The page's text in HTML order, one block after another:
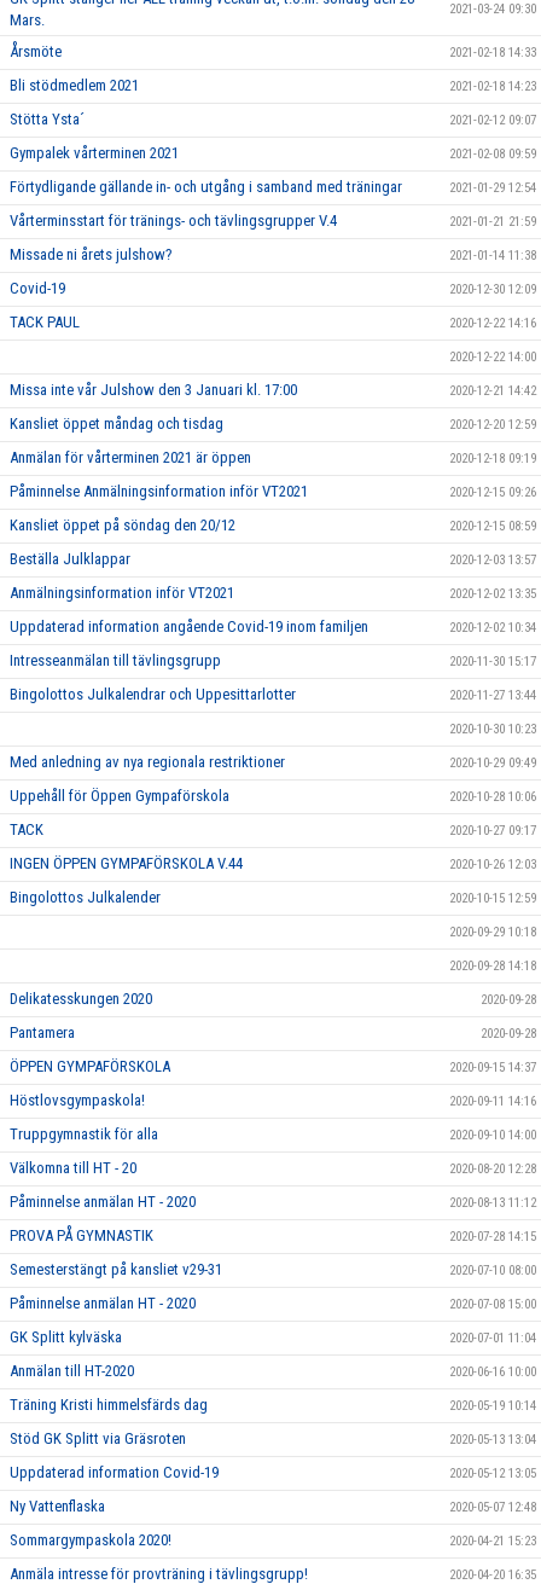
Mars.
2021-03-24 09:30
Årsmöte 2021-02-18 14:33
Bli stödmedlem 2021 2021-02-18 14:23
Stötta Ysta´ 2021-02-12 09:07
Gympalek vårterminen 2021 2021-02-08 09:59
Förtydligande gällande in- och utgång i samband med träningar 2021-01-29 12:54
Vårterminsstart för tränings- och tävlingsgrupper V.4 2021-01-21 21:59
Missade ni årets julshow? 2021-01-14 11:38
Covid-19 2020-12-30 12:09
TACK PAUL 2020-12-22 14:16
2020-12-22 14:00
Missa inte vår Julshow den 3 Januari kl. 17:00 2020-12-21 14:42
Kansliet öppet måndag och tisdag 2020-12-20 12:59
Anmälan för vårterminen 2021 är öppen 2020-12-18 09:19
Påminnelse Anmälningsinformation inför VT2021 2020-12-15 09:26
Kansliet öppet på söndag den 20/12 2020-12-15 08:59
Beställa Julklappar 2020-12-03 13:57
Anmälningsinformation inför VT2021 2020-12-02 13:35
Uppdaterad information angående Covid-19 inom familjen 2020-12-02 10:34
Intresseanmälan till tävlingsgrupp 2020-11-30 15:17
Bingolottos Julkalendrar och Uppesittarlotter 2020-11-27 13:44
2020-10-30 10:23
Med anledning av nya regionala restriktioner 2020-10-29 09:49
Uppehåll för Öppen Gympaförskola 2020-10-28 10:06
TACK 2020-10-27 09:17
INGEN ÖPPEN GYMPAFÖRSKOLA V.44 2020-10-26 12:03
Bingolottos Julkalender 2020-10-15 12:59
2020-09-29 10:18
2020-09-28 14:18
Delikatesskungen 2020 2020-09-28
Pantamera 2020-09-28
ÖPPEN GYMPAFÖRSKOLA 2020-09-15 14:37
Höstlovsgympaskola! 2020-09-11 14:16
Truppgymnastik för alla 2020-09-10 14:00
Välkomna till HT - 20 2020-08-20 12:28
Påminnelse anmälan HT - 2020 2020-08-13 11:12
PROVA PÅ GYMNASTIK 2020-07-28 14:15
Semesterstängt på kansliet v29-31 2020-07-10 08:00
Påminnelse anmälan HT - 2020 2020-07-08 15:00
GK Splitt kylväska 2020-07-01 11:04
Anmälan till HT-2020 2020-06-16 10:00
Träning Kristi himmelsfärds dag 2020-05-19 10:14
Stöd GK Splitt via Gräsroten 2020-05-13 13:04
Uppdaterad information Covid-19 2020-05-12 13:05
Ny Vattenflaska 2020-05-07 12:48
Sommargympaskola 2020! 2020-04-21 15:23
Anmäla intresse för provträning i tävlingsgrupp! 2020-04-20 16:35